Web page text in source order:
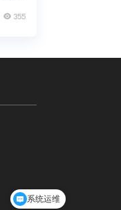
355
系统运维